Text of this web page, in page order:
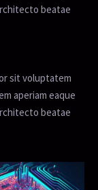
beatae
sit voluptatem
aperiam eaque
beatae